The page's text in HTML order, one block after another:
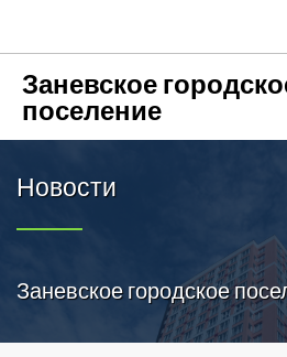
Заневское
поселение
Новости
Заневское городское